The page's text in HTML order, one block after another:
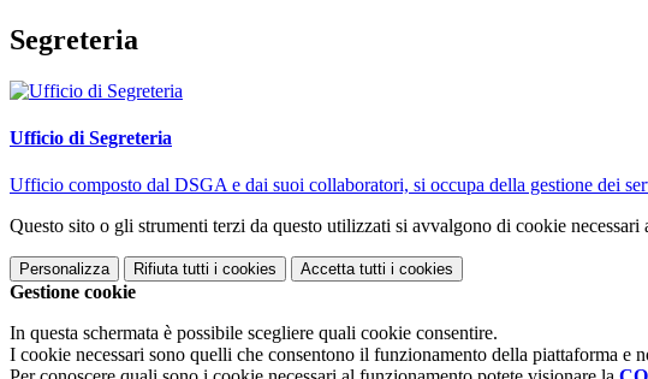
Segreteria
Ufficio di Segreteria
Ufficio composto dal DSGA e dai suoi collaboratori, si occupa della gestione dei
Questo sito o gli strumenti terzi da questo utilizzati si avvalgono di cookie
Personalizza Rifiuta tutti i cookies Accetta tutti i cookies
Gestione cookie
In questa schermata è possibile scegliere quali cookie consentire.
I cookie necessari sono quelli che consentono il funzionamento della piattaforma e